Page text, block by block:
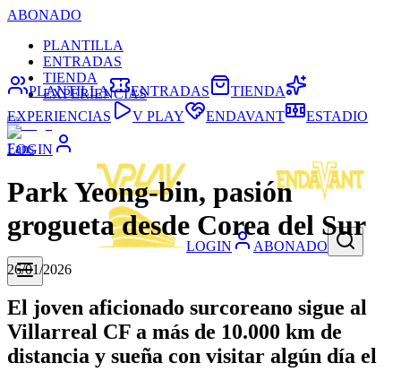
ABONADO
PLANTILLA
ENTRADAS
TIENDA
EXPERIENCIAS
LOGIN
LOGIN ABONADO
PLANTILLA ENTRADAS
TIENDA
EXPERIENCIAS
V PLAY ENDAVANT ESTADIO
Fans
Park Yeong-bin, pasión
grogueta desde Corea del Sur
26/01/2026
El joven aficionado surcoreano sigue al
Villarreal CF a más de 10.000 km de
distancia y sueña con visitar algún día el